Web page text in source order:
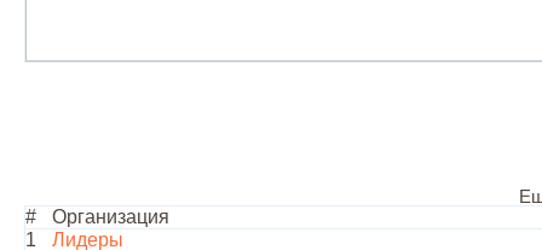
#
Организация
1
Лидеры